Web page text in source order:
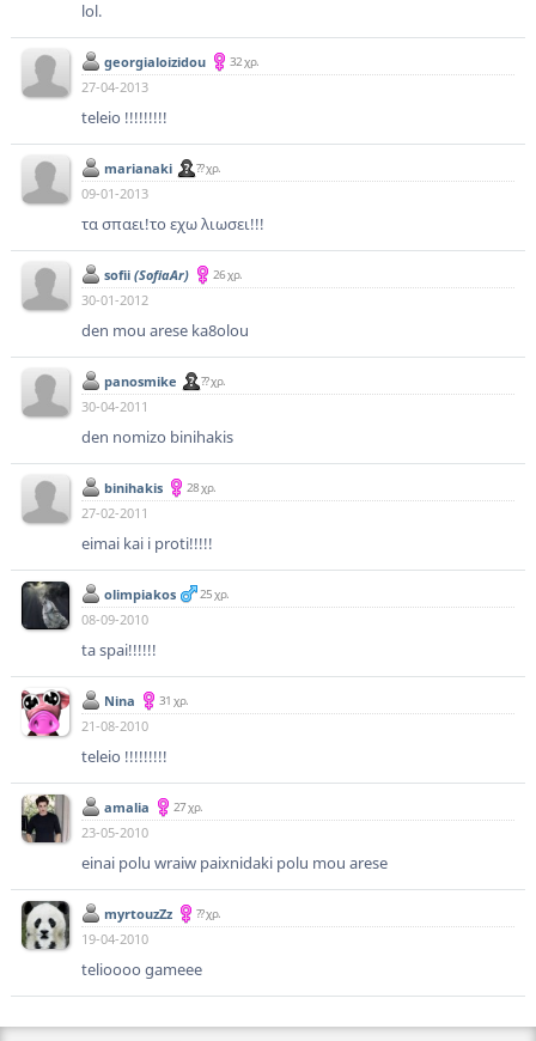
lol.
georgialoizidou 32 χρ.
27-04-2013
teleio !!!!!!!!!
marianaki ?? χρ.
09-01-2013
τα σπαει!το εχω λιωσει!!!
sofii (SofiaAr) 26 χρ.
30-01-2012
den mou arese ka8olou
panosmike ?? χρ.
30-04-2011
den nomizo binihakis
binihakis 28 χρ.
27-02-2011
eimai kai i proti!!!!!
olimpiakos 25 χρ.
08-09-2010
ta spai!!!!!!
Nina 31 χρ.
21-08-2010
teleio !!!!!!!!!
amalia 27 χρ.
23-05-2010
einai polu wraiw paixnidaki polu mou arese
myrtouzZz ?? χρ.
19-04-2010
telioooo gameee